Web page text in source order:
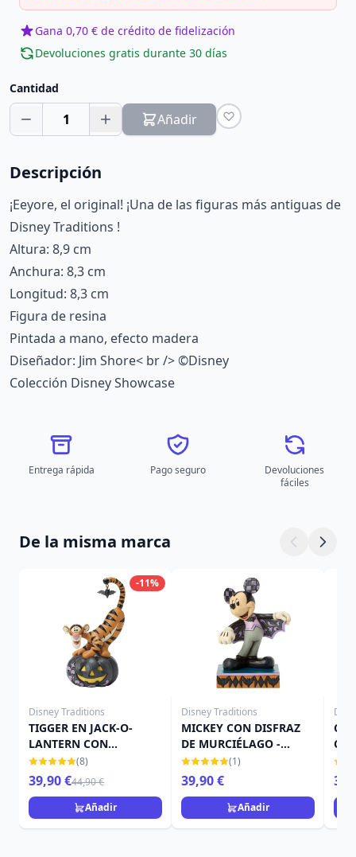
Gana 0,70 € de crédito de fidelización
Devoluciones gratis durante 30 días
Cantidad
1 Añadir
Descripción
¡Eeyore, el original! ¡Una de las figuras más antiguas de
Disney Traditions !
Altura: 8,9 cm
Anchura: 8,3 cm
Longitud: 8,3 cm
Figura de resina
Pintada a mano, efecto madera
Diseñador: Jim Shore< br /> ©Disney
Colección Disney Showcase
Entrega rápida Pago seguro
Devoluciones
fáciles
De la misma marca
-11%
Disney Traditions
TIGGER EN JACK-O-
LANTERN CON
MURCIÉLAGO - DISNEY
TRADITIONS
(8)
39,90 €44,90 €
Añadir
Disney Traditions
MICKEY CON DISFRAZ
DE MURCIÉLAGO -
DISNEY TRADITIONS
(1)
39,90 €
Añadir